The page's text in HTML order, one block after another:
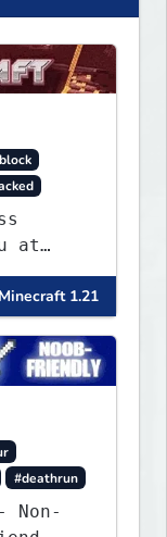
at
on a
of
new
Minecraft 1.21
#deathrun
Non-